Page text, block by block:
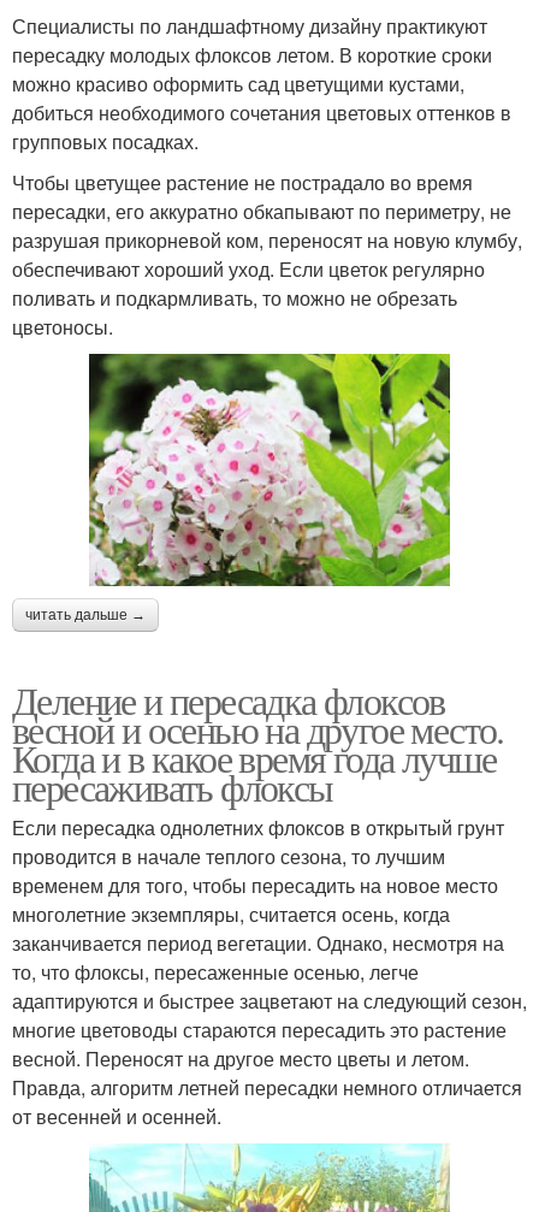
Специалисты по ландшафтному дизайну практикуют
пересадку молодых флоксов летом. В короткие сроки
можно красиво оформить сад цветущими кустами,
добиться необходимого сочетания цветовых оттенков в
групповых посадках.
Чтобы цветущее растение не пострадало во время
пересадки, его аккуратно обкапывают по периметру, не
разрушая прикорневой ком, переносят на новую клумбу,
обеспечивают хороший уход. Если цветок регулярно
поливать и подкармливать, то можно не обрезать
цветоносы.
читать дальше →
Деление и пересадка флоксов
весной и осенью на другое место.
Когда и в какое время года лучше
пересаживать флоксы
Если пересадка однолетних флоксов в открытый грунт
проводится в начале теплого сезона, то лучшим
временем для того, чтобы пересадить на новое место
многолетние экземпляры, считается осень, когда
заканчивается период вегетации. Однако, несмотря на
то, что флоксы, пересаженные осенью, легче
адаптируются и быстрее зацветают на следующий сезон,
многие цветоводы стараются пересадить это растение
весной. Переносят на другое место цветы и летом.
Правда, алгоритм летней пересадки немного отличается
от весенней и осенней.